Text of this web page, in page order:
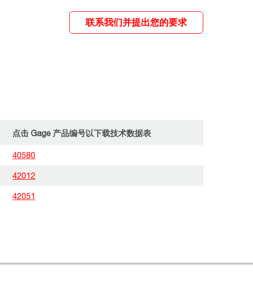
联系我们并提出您的要求
点击 Gage 产品编号以下载技术数据表
40580
42012
42051